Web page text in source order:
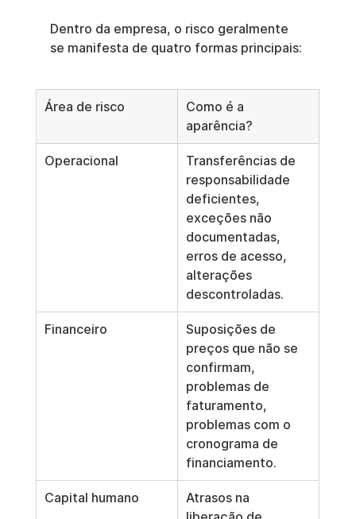
Dentro da empresa, o risco geralmente
se manifesta de quatro formas principais:
Área de risco
Como é a
aparência?
Operacional
Transferências de
responsabilidade
deficientes,
exceções não
documentadas,
erros de acesso,
alterações
descontroladas.
Financeiro
Suposições de
preços que não se
confirmam,
problemas de
faturamento,
problemas com o
cronograma de
financiamento.
Capital humano
Atrasos na